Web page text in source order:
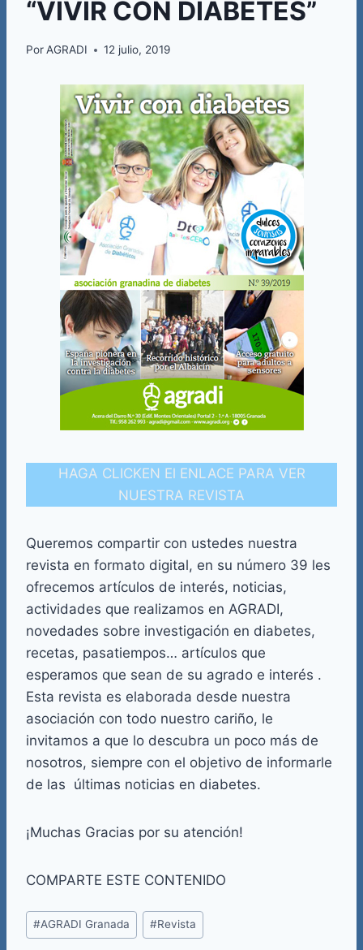
“VIVIR CON DIABETES”
Por AGRADI 12 julio, 2019
HAGA CLICKEN El ENLACE PARA VER
NUESTRA REVISTA
Queremos compartir con ustedes nuestra
revista en formato digital, en su número 39 les
ofrecemos artículos de interés, noticias,
actividades que realizamos en AGRADI,
novedades sobre investigación en diabetes,
recetas, pasatiempos… artículos que
esperamos que sean de su agrado e interés .
Esta revista es elaborada desde nuestra
asociación con todo nuestro cariño, le
invitamos a que lo descubra un poco más de
nosotros, siempre con el objetivo de informarle
de las últimas noticias en diabetes.
¡Muchas Gracias por su atención!
COMPARTE ESTE CONTENIDO
Etiquetas
de
#AGRADI Granada #Revista